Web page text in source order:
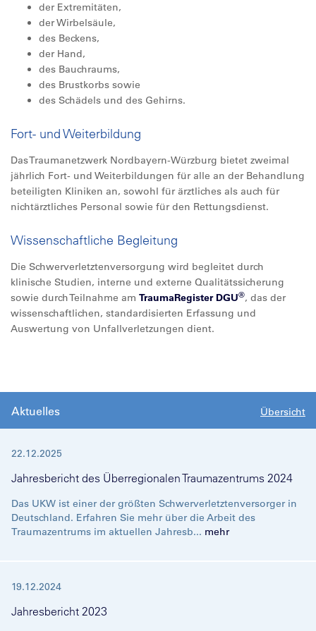
der Extremitäten,
der Wirbelsäule,
des Beckens,
der Hand,
des Bauchraums,
des Brustkorbs sowie
des Schädels und des Gehirns.
Fort- und Weiterbildung
Das Traumanetzwerk Nordbayern-Würzburg bietet zweimal
jährlich Fort- und Weiterbildungen für alle an der Behandlung
beteiligten Kliniken an, sowohl für ärztliches als auch für
nichtärztliches Personal sowie für den Rettungsdienst.
Wissenschaftliche Begleitung
Die Schwerverletztenversorgung wird begleitet durch
klinische Studien, interne und externe Qualitätssicherung
sowie durch Teilnahme am TraumaRegister DGU®, das der
wissenschaftlichen, standardisierten Erfassung und
Auswertung von Unfallverletzungen dient.
Aktuelles Übersicht
22.12.2025
Jahresbericht des Überregionalen Traumazentrums 2024
Das UKW ist einer der größten Schwerverletztenversorger in
Deutschland. Erfahren Sie mehr über die Arbeit des
Traumazentrums im aktuellen Jahresb... mehr
19.12.2024
Jahresbericht 2023